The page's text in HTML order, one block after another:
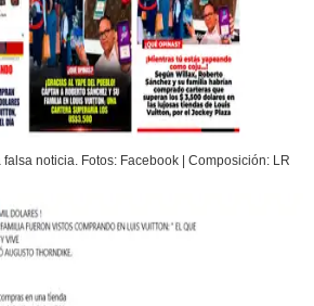
noticia. Fotos: Facebook | Composición: LR